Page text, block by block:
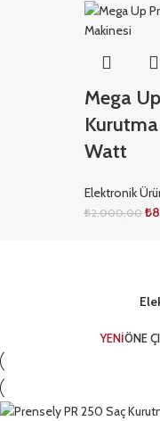
Mega
Watt
Elektronik
₺2.000,00 ₺
YENİÖNE